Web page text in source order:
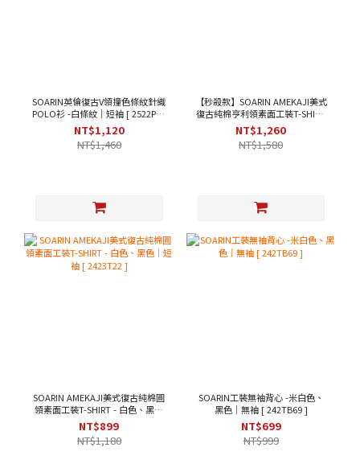
SOARIN英倫復古V領撞色條紋針織
POLO衫 -白條紋｜短袖 [ 2522P33
]
NT$1,120
NT$1,460
【秒殺款】SOARIN AMEKAJI美式
復古純棉亨利領素面工裝T-SHIRT
- 米黃色｜短袖 [ 2423T31 ]
NT$1,260
NT$1,580
SOARIN AMEKAJI美式復古純棉圓
領素面工裝T-SHIRT - 白色、黑色
｜短袖 [ 2423T22 ]
NT$899
NT$1,180
SOARIN工裝無袖背心 -米白色、
黑色｜無袖 [ 242TB69 ]
NT$699
NT$999